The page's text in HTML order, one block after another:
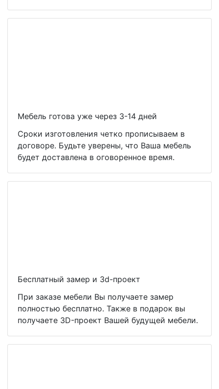
Мебель готова уже через 3-14 дней
Сроки изготовления четко прописываем в
договоре. Будьте уверены, что Ваша мебель
будет доставлена в оговоренное время.
Бесплатный замер и 3d-проект
При заказе мебели Вы получаете замер
полностью бесплатно. Также в подарок вы
получаете 3D-проект Вашей будущей мебели.